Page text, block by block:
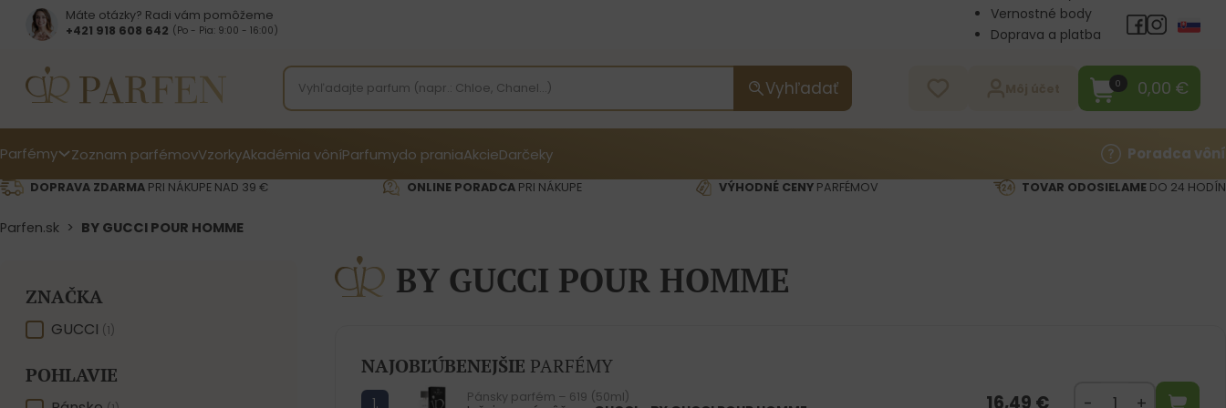
Máte otázky? Radi vám pomôžeme
+421 918 608 642‬ (Po - Pia: 9:00 - 16:00)
Vernostné body
Doprava a platba
Vyhľadať 0 0,00 €
Parfémy Zoznam parfémovVzorkyAkadémia vôníParfumydo praniaAkcieDarčeky Poradca vôní
DOPRAVA ZDARMA PRI NÁKUPE NAD 39 € ONLINE PORADCAPRI NÁKUPE VÝHODNÉ CENYPARFÉMOV TOVAR ODOSIELAME DO 24 HODÍN
Parfen.sk > BY GUCCI POUR HOMME
ZNAČKA
ZNAČKA
GUCCI (1)
POHLAVIE
BY GUCCI POUR HOMME
NAJOBĽÚBENEJŠIE PARFÉMY
Pánsky parfém – 619 (50ml)